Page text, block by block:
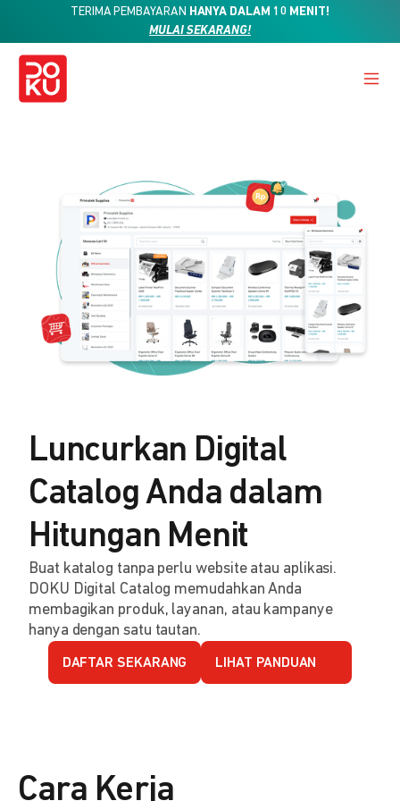
TERIMA PEMBAYARAN HANYA DALAM 10 MENIT!
MULAI SEKARANG!
Luncurkan Digital
Catalog Anda dalam
Hitungan Menit
Buat katalog tanpa perlu website atau aplikasi.
DOKU Digital Catalog memudahkan Anda
membagikan produk, layanan, atau kampanye
hanya dengan satu tautan.
DAFTAR SEKARANG LIHAT PANDUAN
Cara Kerja